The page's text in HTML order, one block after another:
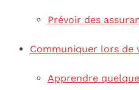
Prévoir des
Communiquer lors de
Apprendre